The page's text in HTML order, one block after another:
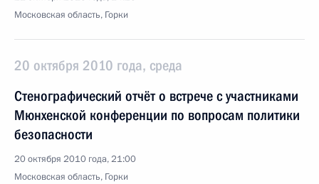
Московская область, Горки
20 октября 2010 года, среда
Стенографический отчёт о встрече с участниками
Мюнхенской конференции по вопросам политики
безопасности
20 октября 2010 года, 21:00
Московская область, Горки